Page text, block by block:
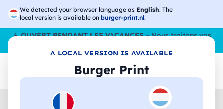
We detected your browser language as English. The
local version is available on burger-print.nl.
A LOCAL VERSION IS AVAILABLE
Burger Print
☀️OUVERT PENDANT LES VACANCES– Nous traitons vos
Accessoires porte-cles-et-cordons-personnalises